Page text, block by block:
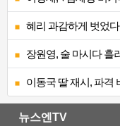
혜리 과감하게 벗었
장원영, 술 마시다 흘
이동국 딸 재시, 파격
뉴스엔TV